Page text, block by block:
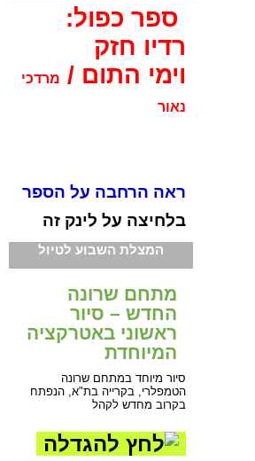
ספר כפול:
רדיו חזק
וימי התום / מרדכי
נאור
ראה הרחבה על הספר
בלחיצה על לינק זה
המצלת השבוע לטיול
מתחם שרונה
החדש – סיור
ראשוני באטרקציה
המיוחדת
סיור מיוחד במתחם שרונה
הטמפלרי, בקרייה בת"א, הנפתח
בקרוב מחדש לקהל